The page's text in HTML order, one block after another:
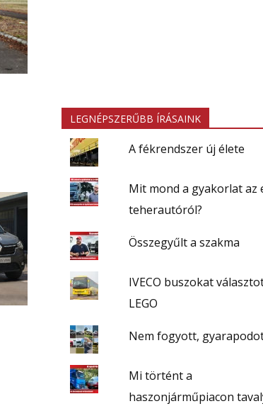
LEGNÉPSZERŰBB ÍRÁSAINK
A fékrendszer új élete
Mit mond a gyakorlat az
teherautóról?
Összegyűlt a szakma
IVECO buszokat
LEGO
Nem fogyott,
Mi történt a
haszonjárműpiacon